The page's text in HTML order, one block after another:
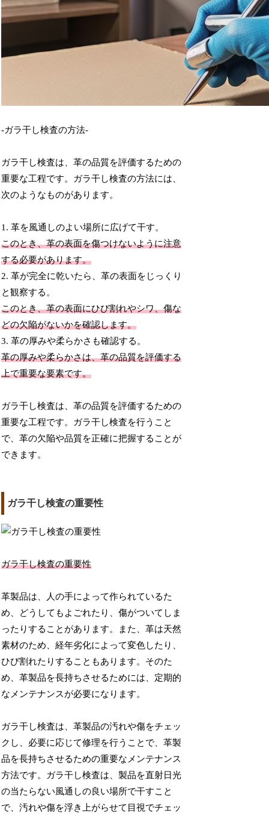
-ガラ干し検査の方法-
ガラ干し検査は、革の品質を評価するための
重要な工程です。ガラ干し検査の方法には、
次のようなものがあります。
1. 革を風通しのよい場所に広げて干す。
このとき、革の表面を傷つけないように注意
する必要があります。
2. 革が完全に乾いたら、革の表面をじっくり
と観察する。
このとき、革の表面にひび割れやシワ、傷な
どの欠陥がないかを確認します。
3. 革の厚みや柔らかさも確認する。
革の厚みや柔らかさは、革の品質を評価する
上で重要な要素です。
ガラ干し検査は、革の品質を評価するための
重要な工程です。ガラ干し検査を行うこと
で、革の欠陥や品質を正確に把握することが
できます。
ガラ干し検査の重要性
ガラ干し検査の重要性
革製品は、人の手によって作られているた
め、どうしてもよごれたり、傷がついてしま
ったりすることがあります。また、革は天然
素材のため、経年劣化によって変色したり、
ひび割れたりすることもあります。そのた
め、革製品を長持ちさせるためには、定期的
なメンテナンスが必要になります。
ガラ干し検査は、革製品の汚れや傷をチェッ
クし、必要に応じて修理を行うことで、革製
品を長持ちさせるための重要なメンテナンス
方法です。ガラ干し検査は、製品を直射日光
の当たらない風通しの良い場所で干すこと
で、汚れや傷を浮き上がらせて目視でチェッ